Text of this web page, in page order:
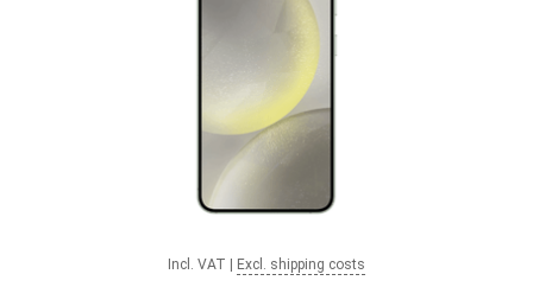
Incl. VAT Excl. shipping costs